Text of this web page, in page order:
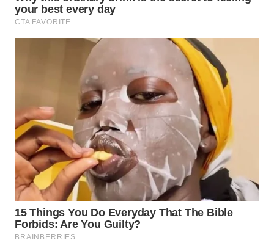
SIANTAR
NEWS
METRO
JAKARTA
NEWS
KRT
NEWS
KARING
NEWS